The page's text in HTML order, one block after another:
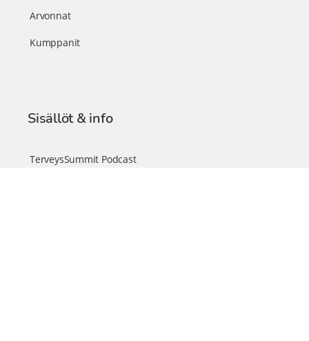
Arvonnat
Kumppanit
Sisällöt & info
TerveysSummit Podcast